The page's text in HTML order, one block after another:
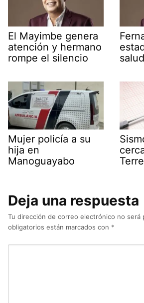
El Mayimbe genera
atención y hermano
rompe el silencio
salud
Mujer policía a su
hija en
Manoguayabo
Deja una respuesta
Tu dirección de correo electrónico no será
obligatorios están marcados con *